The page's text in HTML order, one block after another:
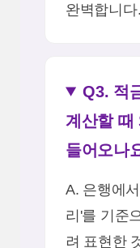
완벽합니다.
Q3. 적
계산할 때
들어오나
A. 은행에
리'를 기준
려 표현한